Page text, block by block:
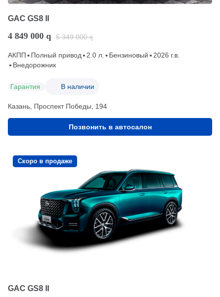
GAC GS8 II
4 849 000 q 5 349 000 q
АКПП Полный привод 2.0 л. Бензиновый
2026 г.в.
Внедорожник
Гарантия В наличии
Казань, Проспект Победы, 194
Позвонить в автосалон
Скоро в продаже
GAC GS8 II